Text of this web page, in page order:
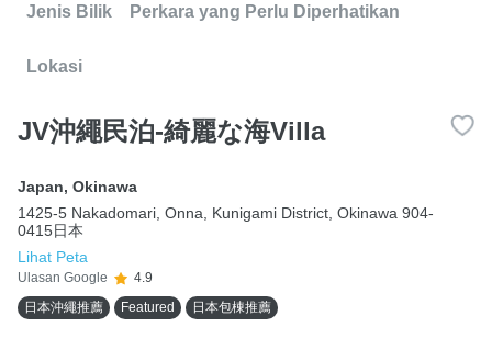
Jenis Bilik Perkara yang Perlu Diperhatikan
Lokasi
JV沖繩民泊-綺麗な海Villa
Japan, Okinawa
1425-5 Nakadomari, Onna, Kunigami District, Okinawa 904-
0415日本
Lihat Peta
Ulasan Google
4.9
日本沖繩推薦
Featured 日本包棟推薦